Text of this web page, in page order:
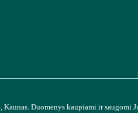
Kaunas. Duomenys kaupiami ir saugomi